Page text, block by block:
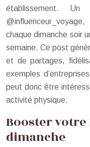
établissement.
chaque dimanche soir
semaine. Ce post
et de partages,
exemples
peut donc être
activité physique.
Booster
dimanche